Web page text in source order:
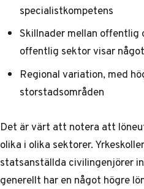
specialistkompetens
Skillnader mellan offentlig
offentlig sektor visar
Regional variation, med
storstadsområden
Det är värt att notera att
olika i olika sektorer.
statsanställda civilingenjörer
generellt har en något högre